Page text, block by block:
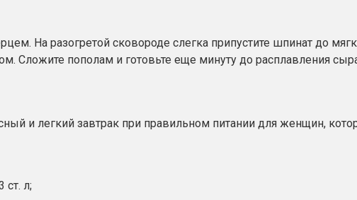
На разогретой сковороде слегка припустите шпинат до
Сложите пополам и готовьте еще минуту до расплавления
и легкий завтрак при правильном питании для женщин,
ст. л;